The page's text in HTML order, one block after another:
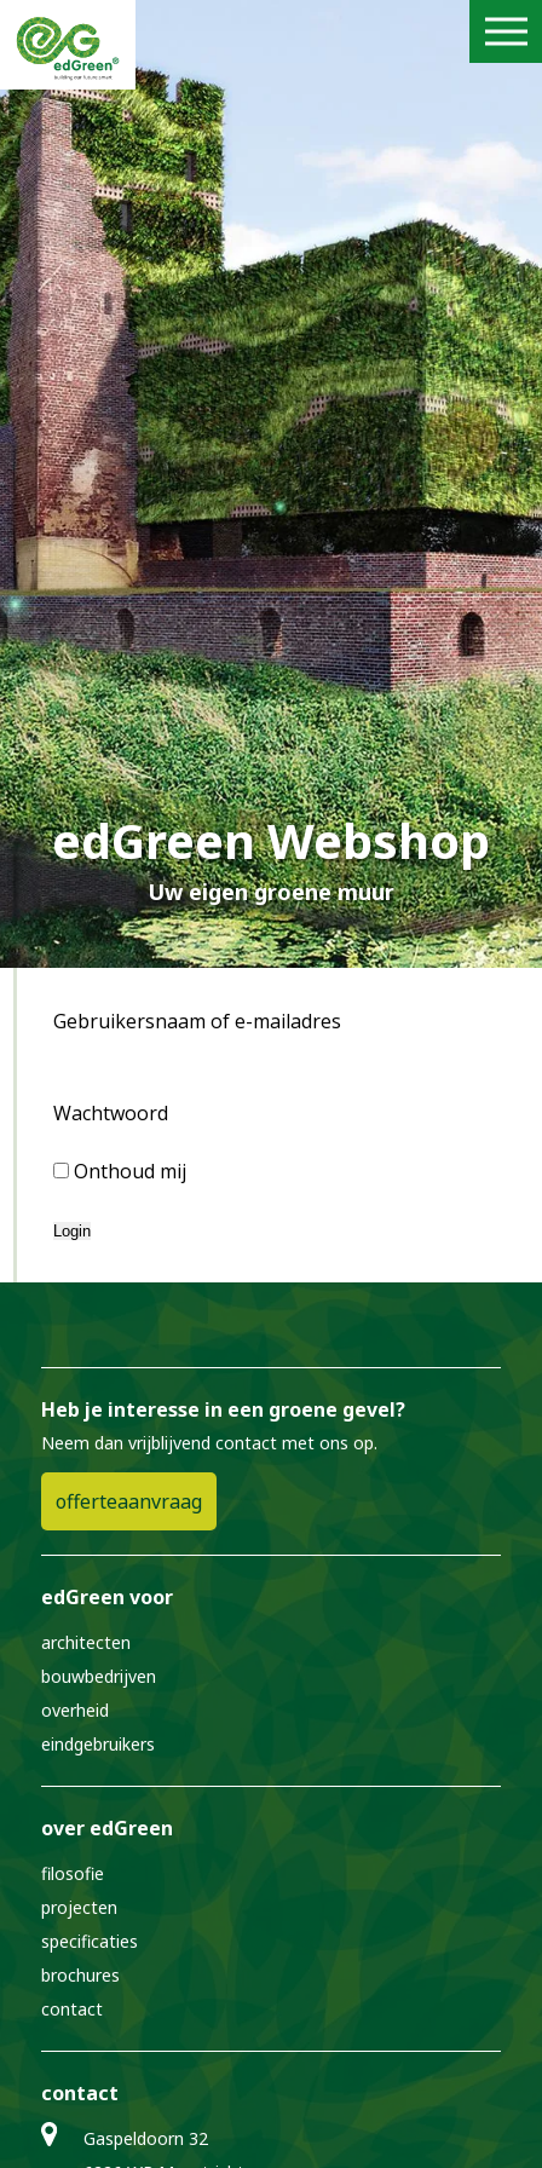
edGreen Webshop
Uw eigen groene muur
Gebruikersnaam of e-mailadres
Wachtwoord
Onthoud mij
Heb je interesse in een groene gevel?
Neem dan vrijblijvend contact met ons op.
offerteaanvraag
edGreen voor
architecten
bouwbedrijven
overheid
eindgebruikers
over edGreen
filosofie
projecten
specificaties
brochures
contact
contact
Gaspeldoorn 32